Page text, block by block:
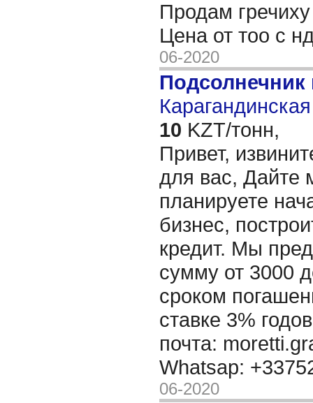
Продам
Цена от тоо с
06-2020
10 KZT/тонн,
Привет,
для вас, Дайте
планируете
бизнес,
кредит. Мы
сумму от 3000
сроком
ставке 3%
почта:
Whatsap:
06-2020